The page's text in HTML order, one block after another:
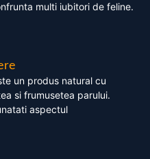
multi iubitori de feline.
un produs natural cu
si frumusetea parului.
aspectul